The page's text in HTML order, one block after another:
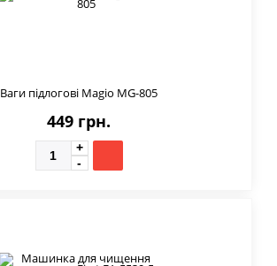
Ваги підлогові Magio MG-805
449 грн.